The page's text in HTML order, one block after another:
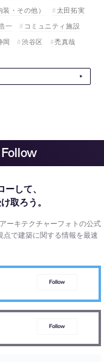
・その他）
太田拓実
一
コミュニティ施設
岡 渋谷区 禿真哉
して、
取ろう。
ーキテクチャーフォトの公式
で建築に関する情報を最速
Follow
Follow